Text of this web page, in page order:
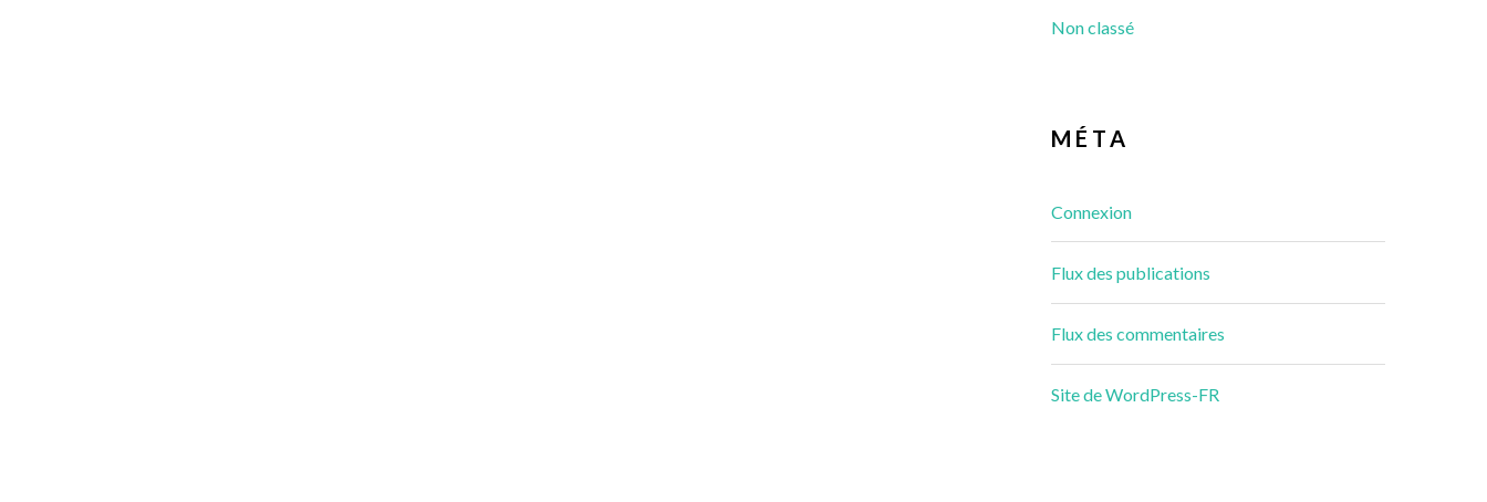
Non classé
MÉTA
Connexion
Flux des publications
Flux des commentaires
Site de WordPress-FR